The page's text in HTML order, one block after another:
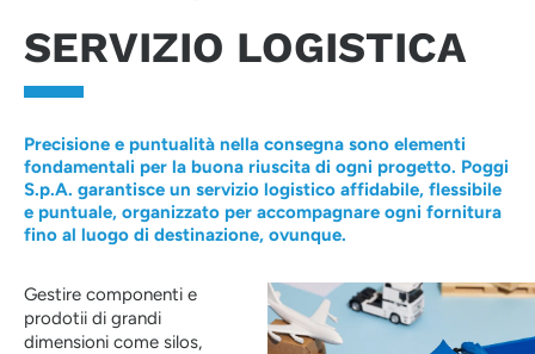
SERVIZIO LOGISTICA
Precisione e puntualità nella consegna sono elementi
fondamentali per la buona riuscita di ogni progetto. Poggi
S.p.A. garantisce un servizio logistico affidabile, flessibile
e puntuale, organizzato per accompagnare ogni fornitura
fino al luogo di destinazione, ovunque.
Gestire componenti e
prodotii di grandi
dimensioni come silos,